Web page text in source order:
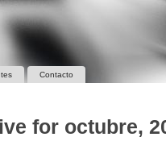
Contacto
for octubre,